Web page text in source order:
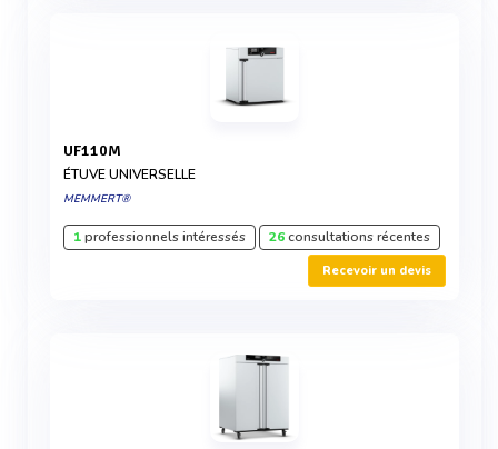
UF110M
ÉTUVE UNIVERSELLE
MEMMERT®
1professionnels intéressés 26consultations récentes
Recevoir un devis